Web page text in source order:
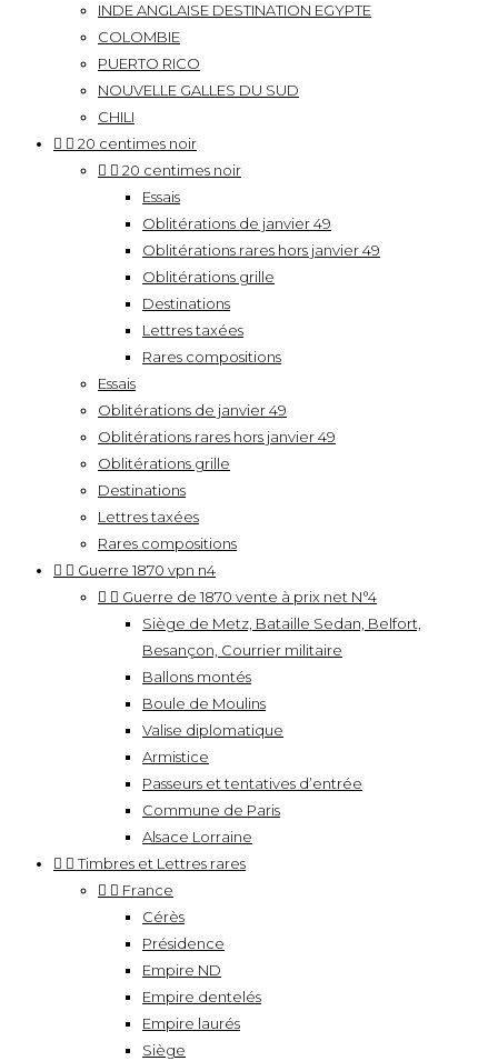
INDE ANGLAISE DESTINATION EGYPTE
COLOMBIE
PUERTO RICO
NOUVELLE GALLES DU SUD
CHILI
  20 centimes noir
  20 centimes noir
Essais
Oblitérations de janvier 49
Oblitérations rares hors janvier 49
Oblitérations grille
Destinations
Lettres taxées
Rares compositions
Essais
Oblitérations de janvier 49
Oblitérations rares hors janvier 49
Oblitérations grille
Destinations
Lettres taxées
Rares compositions
  Guerre 1870 vpn n4
  Guerre de 1870 vente à prix net N°4
Siège de Metz, Bataille Sedan, Belfort,
Besançon, Courrier militaire
Ballons montés
Boule de Moulins
Valise diplomatique
Armistice
Passeurs et tentatives d’entrée
Commune de Paris
Alsace Lorraine
  Timbres et Lettres rares
  France
Cérès
Présidence
Empire ND
Empire dentelés
Empire laurés
Siège